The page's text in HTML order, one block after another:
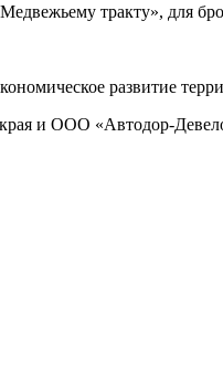
тракту», для
развитие
края и ООО «Автодор-